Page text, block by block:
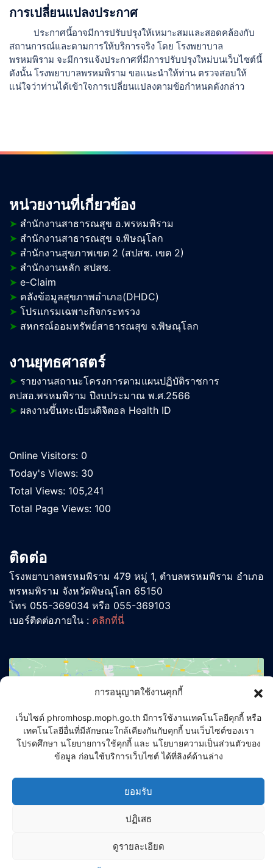
เว็บไซต์ phromhosp.moph.go.th มีการใช้งานเทคโนโลยีคุกกี้ หรือ
เทคโนโลยีอื่นที่มีลักษณะใกล้เคียงกันกับคุกกี้ บนเว็บไซต์ของเรา
โปรดศึกษา นโยบายการใช้คุกกี้ และ นโยบายความเป็นส่วนตัวของ
ข้อมูล ก่อนใช้บริการเว็บไซต์ ได้ที่ลิงค์ด้านล่าง
ยอมรับ
ปฏิเสธ
ดูรายละเอียด
การเปลี่ยนแปลงประกาศ
ประกาศนี้อาจมีการปรับปรุงให้เหมาะสมและสอดคล้องกับ
สถานการณ์และตามการให้บริการจริง โดย โรงพยาบาล
พรหมพิราม จะมีการแจ้งประกาศที่มีการปรับปรุงใหม่บนเว็บไซต์นี้
ดังนั้น โรงพยาบาลพรหมพิราม ขอแนะนำให้ท่าน ตรวจสอบให้
แน่ใจว่าท่านได้เข้าใจการเปลี่ยนแปลงตามข้อกำหนดดังกล่าว
หน่วยงานที่เกี่ยวข้อง
➤ สำนักงานสาธารณสุข อ.พรหมพิราม
➤ สำนักงานสาธารณสุข จ.พิษณุโลก
➤ สำนักงานสุขภาพเขต 2 (สปสช. เขต 2)
➤ สำนักงานหลัก สปสช.
➤ e-Claim
➤ คลังข้อมูลสุขภาพอำเภอ(DHDC)
➤ โปรแกรมเฉพาะกิจกระทรวง
➤ สหกรณ์ออมทรัพย์สาธารณสุข จ.พิษณุโลก
งานยุทธศาสตร์
➤ รายงานสถานะโครงการตามแผนปฏิบัติราชการ
คปสอ.พรหมพิราม ปีงบประมาณ พ.ศ.2566
➤ ผลงานขึ้นทะเบียนดิจิตอล Health ID
Online Visitors: 0
Today's Views: 30
Total Views: 105,241
Total Page Views: 100
ติดต่อ
โรงพยาบาลพรหมพิราม 479 หมู่ 1, ตำบลพรหมพิราม อำเภอ
พรหมพิราม จังหวัดพิษณุโลก 65150
โทร 055-369034 หรือ 055-369103
เบอร์ติดต่อภายใน : คลิกที่นี่
Click to accept marketing cookies and
enable this content